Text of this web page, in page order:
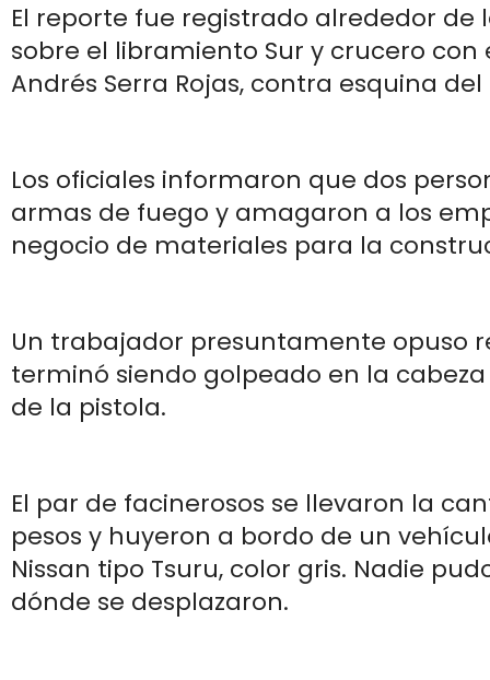
El reporte fue registrado alrededor de
sobre el libramiento Sur y crucero con
Andrés Serra Rojas, contra esquina
Los oficiales informaron que dos
armas de fuego y amagaron a los
negocio de materiales para la
Un trabajador presuntamente opuso
terminó siendo golpeado en la
de la pistola.
El par de facinerosos se llevaron la
pesos y huyeron a bordo de un
Nissan tipo Tsuru, color gris. Nadie
dónde se desplazaron.